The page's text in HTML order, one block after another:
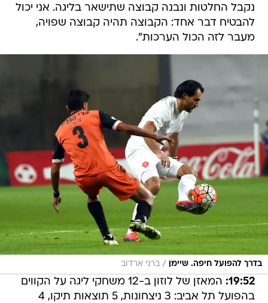
נקבל החלטות ונבנה קבוצה שתישאר בליגה. אני יכול
להבטיח דבר אחד: הקבוצה תהיה קבוצה שפויה,
מעבר לזה הכול הערכות".
בדרך להפועל חיפה. שיימן / ברני ארדוב
19:52:
המאזן של לוזון ב-12 משחקי ליגה על הקווים
בהפועל תל אביב: 3 ניצחונות, 5 תוצאות תיקו, 4